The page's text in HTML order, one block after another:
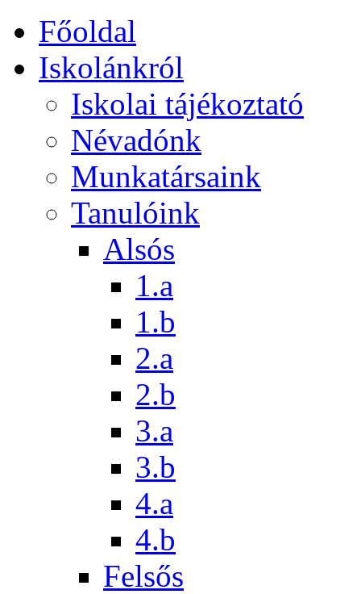
Főoldal
Iskolánkról
Iskolai tájékoztató
Névadónk
Munkatársaink
Tanulóink
Alsós
1.a
1.b
2.a
2.b
3.a
3.b
4.a
4.b
Felsős